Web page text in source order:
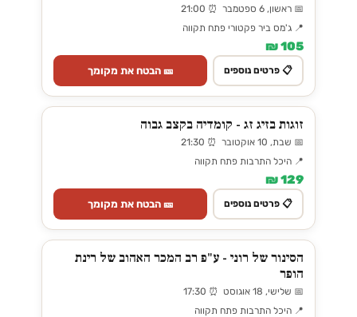
📅 ראשון, 6 ספטמבר ⏰ 21:00
📍 ג'מס ביר פקטורי פתח תקווה
105 ₪
📋 פרטים נוספים 🎫 הבטח את מקומך
זוגות בזיג זג - קומדיה בקצב גבוה
📅 שבת, 10 אוקטובר ⏰ 21:30
📍 היכל התרבות פתח תקווה
129 ₪
📋 פרטים נוספים 🎫 הבטח את מקומך
הסינור של רוני - ע"פ רב המכר האהוב של רינת
הופר
📅 שלישי, 18 אוגוסט ⏰ 17:30
📍 היכל התרבות פתח תקווה